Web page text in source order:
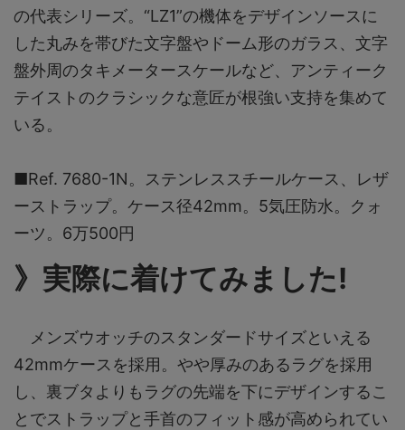
の代表シリーズ。“LZ1”の機体をデザインソースに
した丸みを帯びた文字盤やドーム形のガラス、文字
盤外周のタキメータースケールなど、アンティーク
テイストのクラシックな意匠が根強い支持を集めて
いる。
■Ref. 7680-1N。ステンレススチールケース、レザ
ーストラップ。ケース径42mm。5気圧防水。クォ
ーツ。6万500円
》実際に着けてみました!
メンズウオッチのスタンダードサイズといえる
42mmケースを採用。やや厚みのあるラグを採用
し、裏ブタよりもラグの先端を下にデザインするこ
とでストラップと手首のフィット感が高められてい